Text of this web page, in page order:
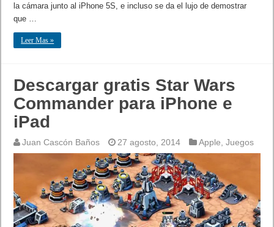
la cámara junto al iPhone 5S, e incluso se da el lujo de demostrar
que …
Leer Mas »
Descargar gratis Star Wars
Commander para iPhone e
iPad
Juan Cascón Baños 27 agosto, 2014 Apple ,Juegos